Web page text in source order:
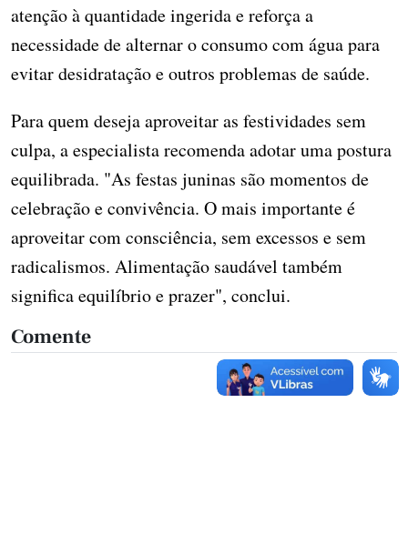
atenção à quantidade ingerida e reforça a
necessidade de alternar o consumo com água para
evitar desidratação e outros problemas de saúde.
Para quem deseja aproveitar as festividades sem
culpa, a especialista recomenda adotar uma postura
equilibrada. "As festas juninas são momentos de
celebração e convivência. O mais importante é
aproveitar com consciência, sem excessos e sem
radicalismos. Alimentação saudável também
significa equilíbrio e prazer", conclui.
Comente